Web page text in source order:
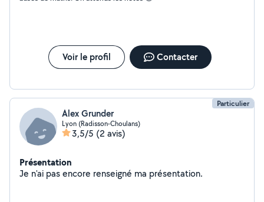
pour toutes questions ! Je suis ouvert à tout type de
Voir le profil Contacter
Particulier
Alex Grunder
Lyon (Radisson-Choulans)
3,5/5 (2 avis)
Présentation
Je n'ai pas encore renseigné ma présentation.